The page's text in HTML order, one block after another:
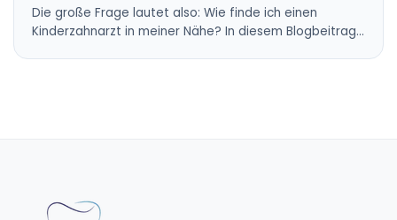
Die große Frage lautet also: Wie finde ich einen
Kinderzahnarzt in meiner Nähe? In diesem Blogbeitrag…